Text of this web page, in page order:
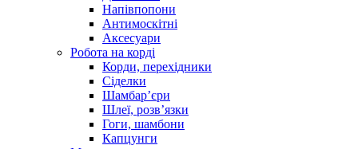
Напівпопони
Антимоскітні
Аксесуари
Робота на корді
Корди, перехідники
Сіделки
Шамбар’єри
Шлеї, розв’язки
Гоги, шамбони
Капцунги